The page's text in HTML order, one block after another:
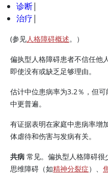
诊断|
治疗|
(参见人格障碍概述。）
偏执型人格障碍患者不信任他
即使没有或缺乏足够理由。
估计中位患病率为3.2％，但
中更普遍。
有证据表明在家庭中患病率增
体虐待和伤害与发病有关。
共病 常见。偏执型人格障碍
思维障碍（如精神分裂症）、